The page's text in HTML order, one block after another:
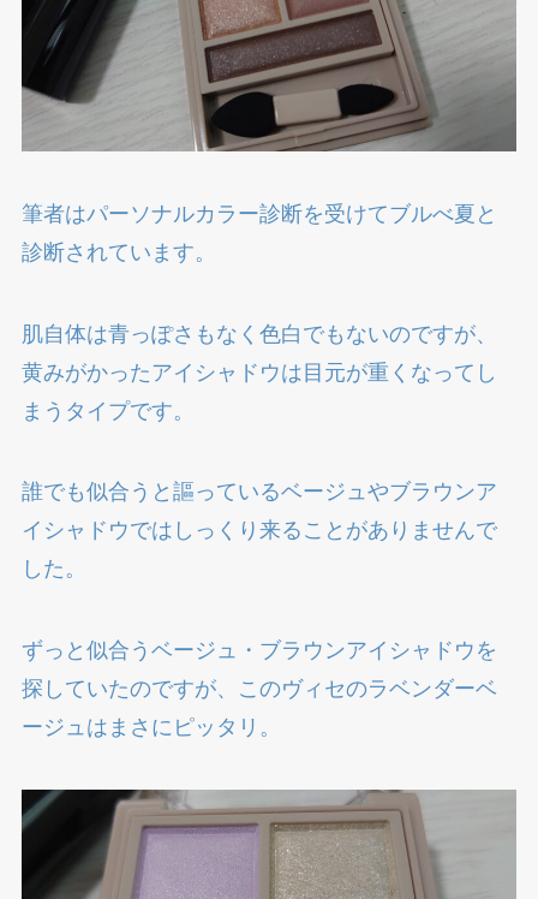
筆者はパーソナルカラー診断を受けてブルべ夏と
診断されています。
肌自体は青っぽさもなく色白でもないのですが、
黄みがかったアイシャドウは目元が重くなってし
まうタイプです。
誰でも似合うと謳っているベージュやブラウンア
イシャドウではしっくり来ることがありませんで
した。
ずっと似合うベージュ・ブラウンアイシャドウを
探していたのですが、このヴィセのラベンダーベ
ージュはまさにピッタリ。